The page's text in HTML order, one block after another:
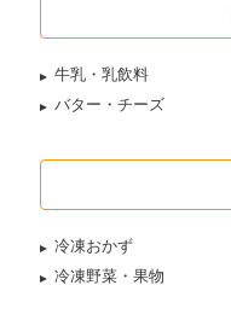
牛乳・乳飲料
バター・チーズ
冷凍おかず
冷凍野菜・果物